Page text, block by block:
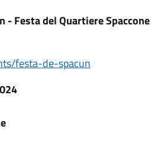
- Festa del Quartiere Spaccone
festa-de-spacun